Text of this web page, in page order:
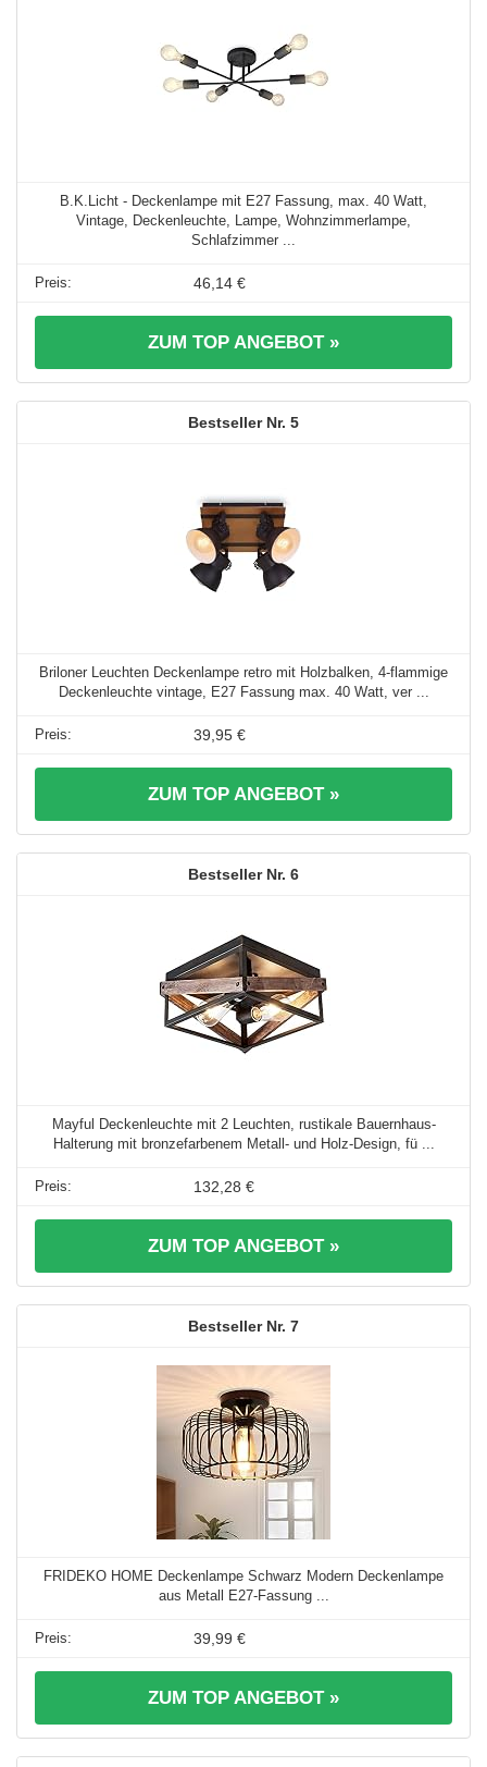
B.K.Licht - Deckenlampe mit E27 Fassung, max. 40 Watt,
Vintage, Deckenleuchte, Lampe, Wohnzimmerlampe,
Schlafzimmer ...
46,14 €
ZUM TOP ANGEBOT »
5
Briloner Leuchten Deckenlampe retro mit Holzbalken, 4-flammige
Deckenleuchte vintage, E27 Fassung max. 40 Watt, ver ...
39,95 €
ZUM TOP ANGEBOT »
6
Mayful Deckenleuchte mit 2 Leuchten, rustikale Bauernhaus-
Halterung mit bronzefarbenem Metall- und Holz-Design, fü ...
132,28 €
ZUM TOP ANGEBOT »
7
FRIDEKO HOME Deckenlampe Schwarz Modern Deckenlampe
aus Metall E27-Fassung ...
39,99 €
ZUM TOP ANGEBOT »